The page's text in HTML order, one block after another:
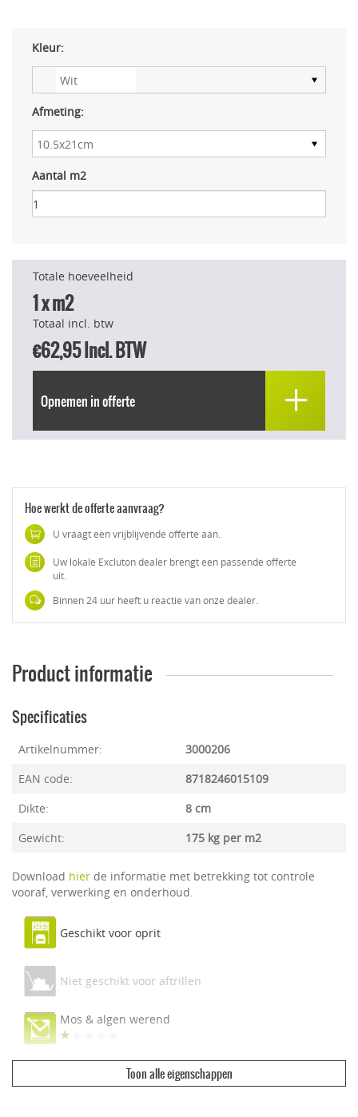
Kleur:
Afmeting:
Aantal m2
Totale hoeveelheid
1x m2
Totaal incl. btw
€62,95Incl. BTW
Opnemen in offerte
Hoe werkt de offerte aanvraag?
U vraagt een vrijblijvende offerte aan.
Uw lokale Excluton dealer brengt een passende offerte
uit.
Binnen 24 uur heeft u reactie van onze dealer.
Product informatie
Specificaties
Artikelnummer:
3000206
EAN code:
8718246015109
Dikte:
8 cm
Gewicht:
175 kg per m2
Download hier de informatie met betrekking tot controle
vooraf, verwerking en onderhoud.
Geschikt voor oprit
Niet geschikt voor aftrillen
Mos & algen werend
Ecologisch & duurzaam
Toon alle eigenschappen